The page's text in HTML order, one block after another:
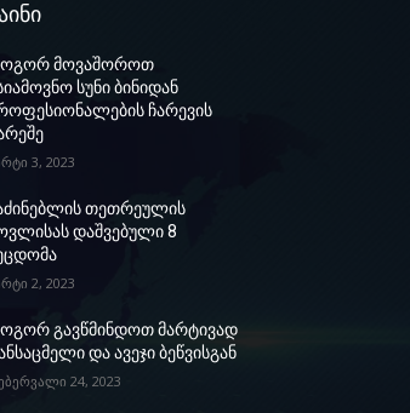
მოვაშოროთ
სუნი ბინიდან
ჩარევის
3, 2023
თეთრეულის
დაშვებული 8
2, 2023
გავწმინდოთ მარტივად
და ავეჯი ბეწვისგან
24, 2023